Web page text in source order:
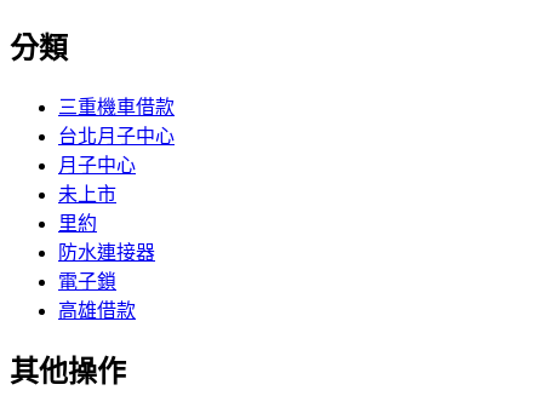
分類
三重機車借款
台北月子中心
月子中心
未上市
里約
防水連接器
電子鎖
高雄借款
其他操作